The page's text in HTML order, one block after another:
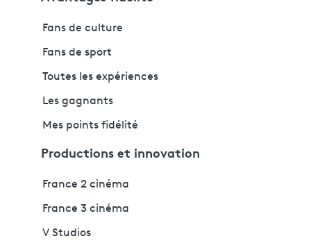
Fans de culture
Fans de sport
Toutes les expériences
Les gagnants
Mes points fidélité
Productions et innovation
France 2 cinéma
France 3 cinéma
V Studios